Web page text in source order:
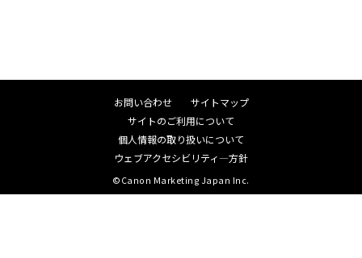
1.対応機種を追加しました。
1.対応機種を追加しました。
お問い合わせ
サイトマップ
サイトのご利用について
個人情報の取り扱いについて
ウェブアクセシビリティ―方針
©Canon Marketing Japan Inc.